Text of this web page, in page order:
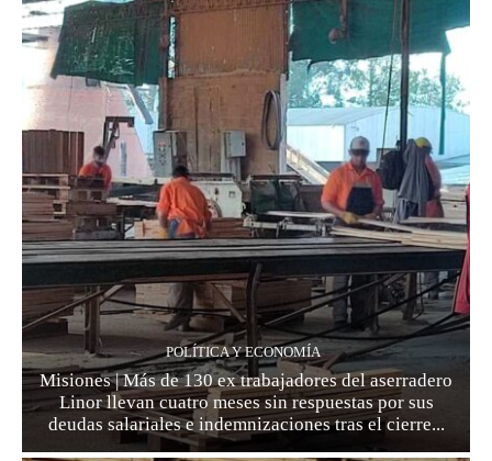
POLÍTICA Y ECONOMÍA
Misiones | Más de 130 ex trabajadores del aserradero
Linor llevan cuatro meses sin respuestas por sus
deudas salariales e indemnizaciones tras el cierre...